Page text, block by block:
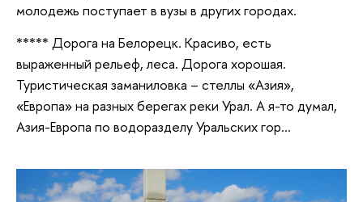
молодежь поступает в вузы в других городах.
***** Дорога на Белорецк. Красиво, есть
выраженный рельеф, леса. Дорога хорошая.
Туристическая заманиловка – стеллы «Азия»,
«Европа» на разных берегах реки Урал. А я-то думал,
Азия-Европа по водоразделу Уральских гор…